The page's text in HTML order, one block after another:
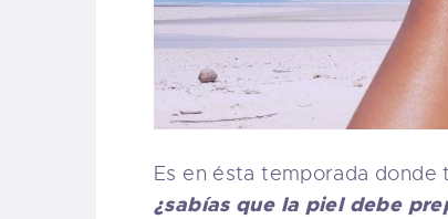
Es en ésta temporada
¿sabías que la piel debe